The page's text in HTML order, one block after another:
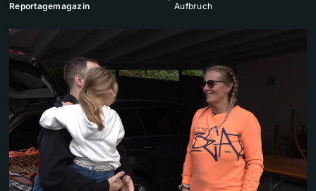
Reportagemagazin
Aufbruch